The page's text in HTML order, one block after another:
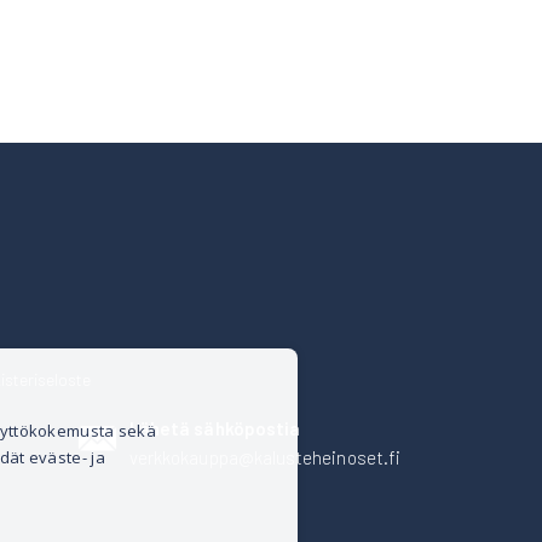
Lähetä sähköpostia
verkkokauppa@kalusteheinoset.fi
sekä
eväste- ja